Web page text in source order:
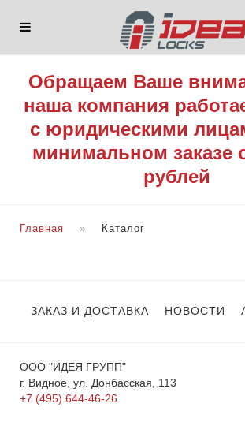
Обращаем Ваше
наша компания
с юридическими
минимальном заказе
рублей
Главная Каталог
ЗАКАЗ И ДОСТАВКА НОВОСТИ
ООО "ИДЕЯ ГРУПП"
г. Видное, ул. Донбасская, 113
+7 (495) 644-46-26